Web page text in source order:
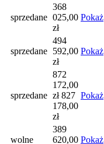
sprzedane
368
025,00
zł
Pokaż
sprzedane
494
592,00
zł
Pokaż
sprzedane
872
172,00
zł827
178,00
zł
Pokaż
wolne
389
620,00 Pokaż